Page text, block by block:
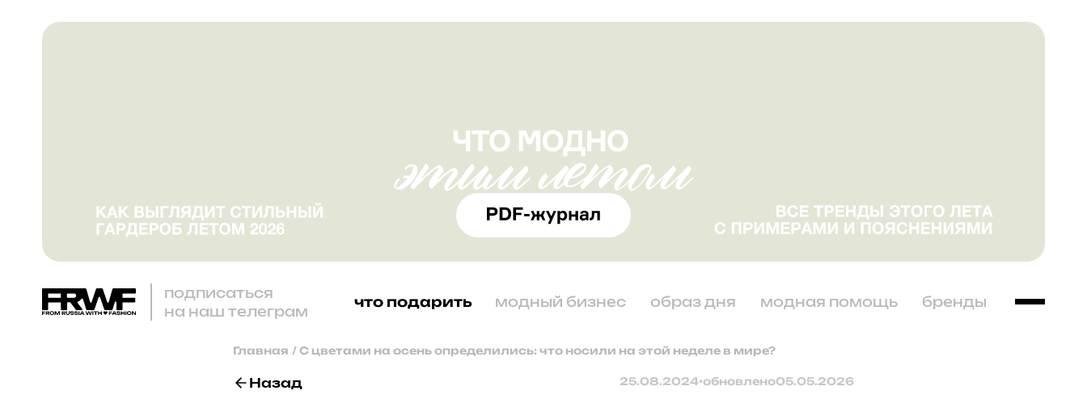
подписаться
на наш телеграм
что подарить модный бизнес образ дня модная помощь бренды
Главная / С цветами на осень определились: что носили на этой неделе в мире?
Назад 25.08.2024•обновлено05.05.2026